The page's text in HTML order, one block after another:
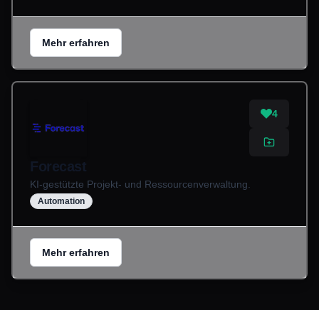
Mehr erfahren
4
Forecast
KI-gestützte Projekt- und Ressourcenverwaltung.
Automation
Mehr erfahren